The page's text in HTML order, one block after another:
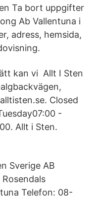
Ta bort uppgifter
Ab Vallentuna i
adress, hemsida,
kan vi Allt I Sten
Closed
-
Allt i Sten.
Sverige AB
Telefon: 08-